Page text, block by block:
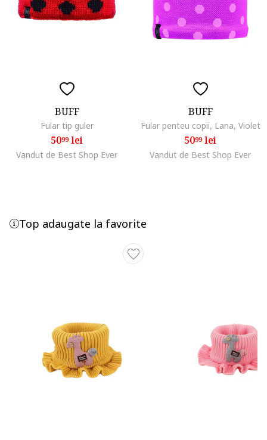
BUFF
Fular tip guler
5099lei
Vandut de Best Shop Ever
BUFF
Fular penteu copii, Lana, Violet
5099lei
Vandut de Best Shop Ever
Top adaugate la favorite